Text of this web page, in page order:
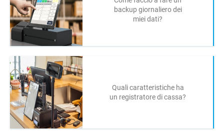
backup giornaliero dei
miei dati?
Quali caratteristiche ha
un registratore di cassa?